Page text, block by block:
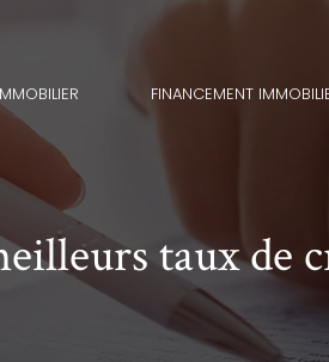
FINANCEMENT
taux